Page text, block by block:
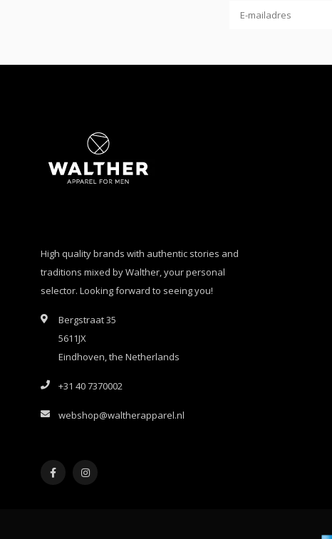
High quality brands with authentic stories and
traditions mixed by Walther, your personal
selector. Looking forward to seeing you!
Bergstraat 35
5611JX
Eindhoven, the Netherlands
+31 40 7370002
webshop@waltherapparel.nl